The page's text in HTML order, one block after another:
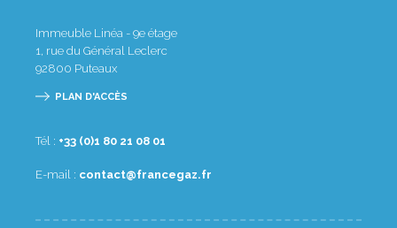
Immeuble Linéa - 9e étage
1, rue du Général Leclerc
92800 Puteaux
PLAN D'ACCÈS
Tél : 10 80 12 08 1(0) 33+
E-mail : rf.zagecnarf@tcatnoc